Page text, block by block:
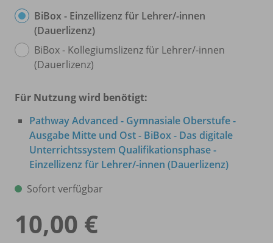
BiBox - Einzellizenz für Lehrer/-innen
(Dauerlizenz)
BiBox - Kollegiumslizenz für Lehrer/-innen
(Dauerlizenz)
Für Nutzung wird benötigt:
Pathway Advanced - Gymnasiale Oberstufe -
Ausgabe Mitte und Ost - BiBox - Das digitale
Unterrichtssystem Qualifikationsphase -
Einzellizenz für Lehrer/-innen (Dauerlizenz)
Sofort verfügbar
10,00 €